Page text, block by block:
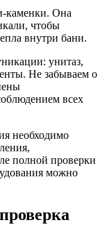
каменки. Она
чтобы
внутри бани.
унитаз,
Не забываем о
всех
необходимо
полной проверки
можно